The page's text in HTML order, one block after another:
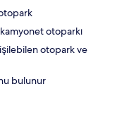
otoparkı
otopark ve
bulunur